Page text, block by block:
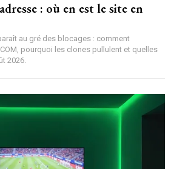
: où en est le site en
au gré des blocages : comment
pourquoi les clones pullulent et quelles
2026.